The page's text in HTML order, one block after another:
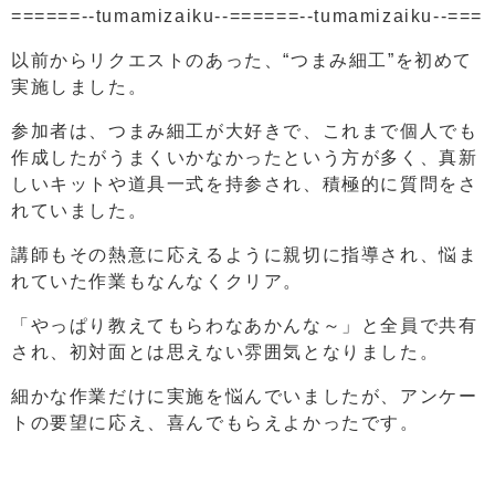
======--tumamizaiku--======--tumamizaiku--===
以前からリクエストのあった、“つまみ細工”を初めて
実施しました。
参加者は、つまみ細工が大好きで、これまで個人でも
作成したがうまくいかなかったという方が多く、真新
しいキットや道具一式を持参され、積極的に質問をさ
れていました。
講師もその熱意に応えるように親切に指導され、悩ま
れていた作業もなんなくクリア。
「やっぱり教えてもらわなあかんな～」と全員で共有
され、初対面とは思えない雰囲気となりました。
細かな作業だけに実施を悩んでいましたが、アンケー
トの要望に応え、喜んでもらえよかったです。